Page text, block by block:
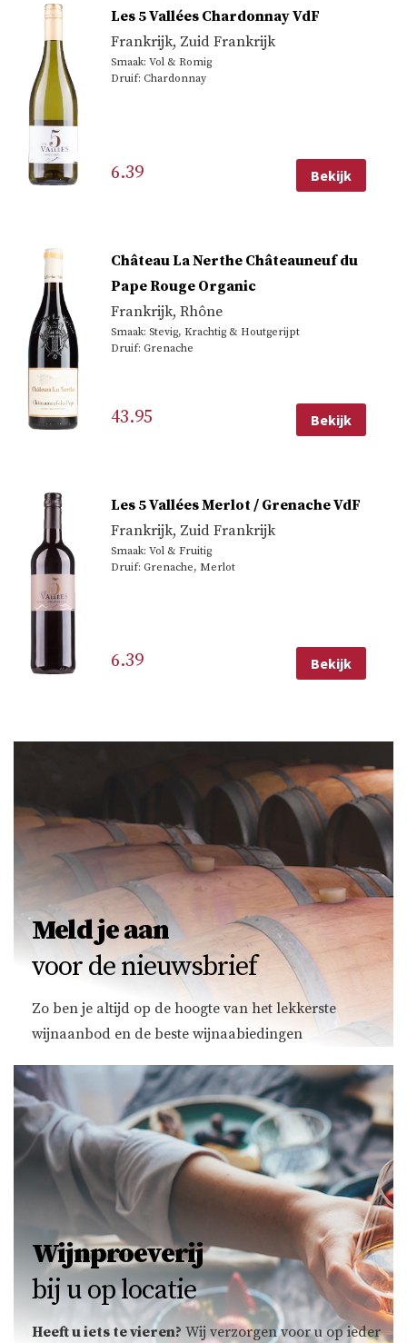
Les 5 Vallées Chardonnay VdF
Frankrijk, Zuid Frankrijk
Smaak: Vol & Romig
Druif: Chardonnay
6.39 Bekijk
Château La Nerthe Châteauneuf du
Pape Rouge Organic
Frankrijk, Rhône
Smaak: Stevig, Krachtig & Houtgerijpt
Druif: Grenache
43.95 Bekijk
Les 5 Vallées Merlot / Grenache VdF
Frankrijk, Zuid Frankrijk
Smaak: Vol & Fruitig
Druif: Grenache, Merlot
6.39 Bekijk
Meld je aan
voor de nieuwsbrief
Zo ben je altijd op de hoogte van het lekkerste
wijnaanbod en de beste wijnaabiedingen
Wijnproeverij
bij u op locatie
Heeft u iets te vieren? Wij verzorgen voor u op ieder